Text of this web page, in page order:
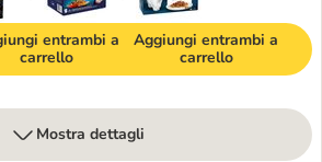
entrambi a
carrello
Aggiungi entrambi a
carrello
Mostra dettagli